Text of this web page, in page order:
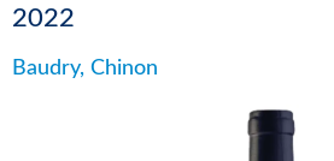
2022
Baudry, Chinon